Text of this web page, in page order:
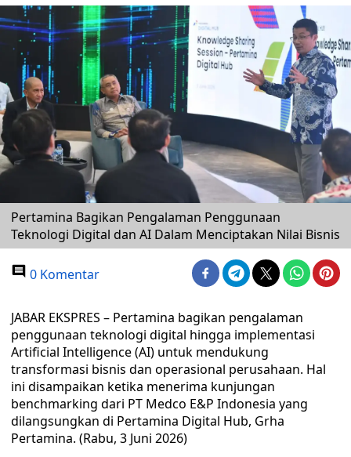
Pertamina Bagikan Pengalaman Penggunaan
Teknologi Digital dan AI Dalam Menciptakan Nilai Bisnis
0 Komentar
JABAR EKSPRES – Pertamina bagikan pengalaman
penggunaan teknologi digital hingga implementasi
Artificial Intelligence (AI) untuk mendukung
transformasi bisnis dan operasional perusahaan. Hal
ini disampaikan ketika menerima kunjungan
benchmarking dari PT Medco E&P Indonesia yang
dilangsungkan di Pertamina Digital Hub, Grha
Pertamina. (Rabu, 3 Juni 2026)